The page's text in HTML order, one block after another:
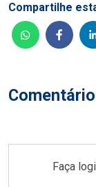
Compartilhe
Faça